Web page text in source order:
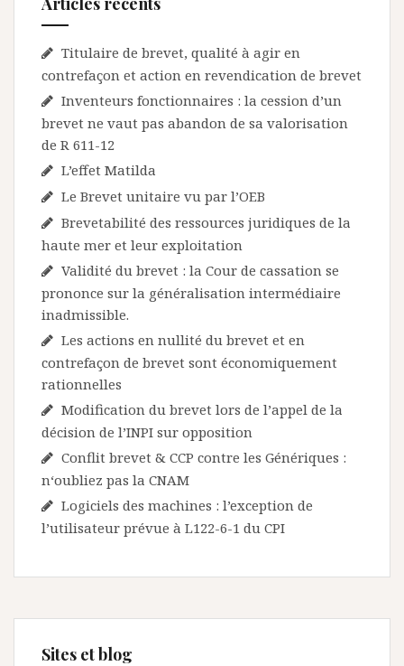
Titulaire de brevet, qualité à agir en
contrefaçon et action en revendication de brevet
Inventeurs fonctionnaires : la cession d’un
brevet ne vaut pas abandon de sa valorisation
de R 611-12
L’effet Matilda
Le Brevet unitaire vu par l’OEB
Brevetabilité des ressources juridiques de la
haute mer et leur exploitation
Validité du brevet : la Cour de cassation se
prononce sur la généralisation intermédiaire
inadmissible.
Les actions en nullité du brevet et en
contrefaçon de brevet sont économiquement
rationnelles
Modification du brevet lors de l’appel de la
décision de l’INPI sur opposition
Conflit brevet & CCP contre les Génériques :
n‘oubliez pas la CNAM
Logiciels des machines : l’exception de
l’utilisateur prévue à L122-6-1 du CPI
Sites et blog